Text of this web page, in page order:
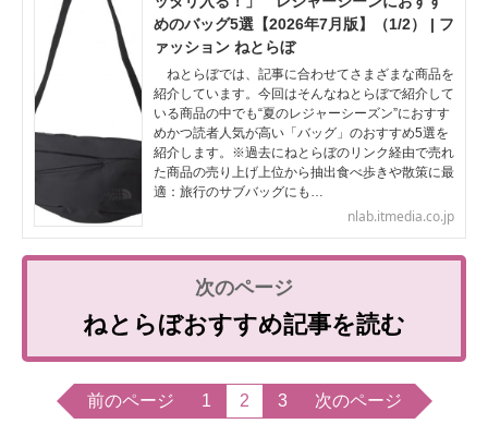
めのバッグ5選【2026年7月版】（1/2） | フ
ァッション ねとらぼ
ねとらぼでは、記事に合わせてさまざまな商品を
紹介しています。今回はそんなねとらぼで紹介して
いる商品の中でも“夏のレジャーシーズン”におすす
めかつ読者人気が高い「バッグ」のおすすめ5選を
紹介します。※過去にねとらぼのリンク経由で売れ
た商品の売り上げ上位から抽出食べ歩きや散策に最
適：旅行のサブバッグにも…
nlab.itmedia.co.jp
ねとらぼおすすめ記事を読む
前のページ 1 2 3 次のページ